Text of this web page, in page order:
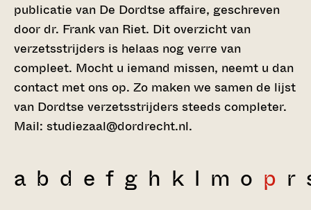
publicatie van De Dordtse affaire, geschreven
door dr. Frank van Riet. Dit overzicht van
verzetsstrijders is helaas nog verre van
compleet. Mocht u iemand missen, neemt u dan
contact met ons op. Zo maken we samen de lijst
van Dordtse verzetsstrijders steeds completer.
Mail: studiezaal@dordrecht.nl.
a b d e f g h k l m o p r